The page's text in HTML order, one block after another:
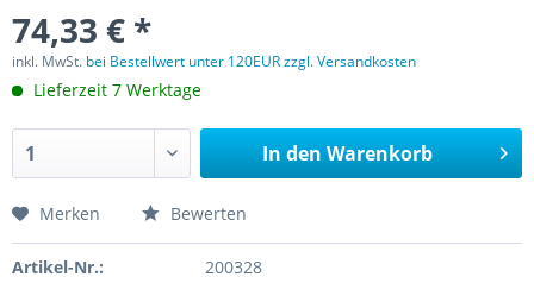
74,33 € *
inkl. MwSt. bei Bestellwert unter 120EUR zzgl. Versandkosten
Lieferzeit 7 Werktage
In den Warenkorb
Merken Bewerten
Artikel-Nr.:
200328